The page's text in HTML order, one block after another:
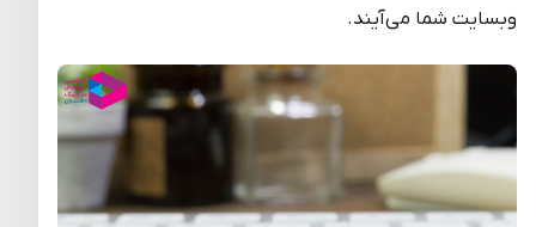
وبسایت شما می‌آیند.